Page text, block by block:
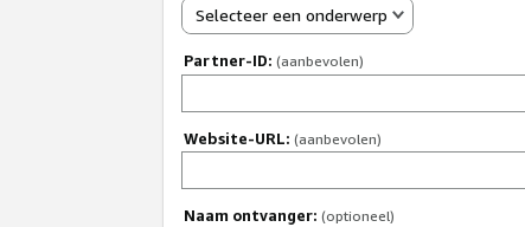
Selecteer een onderwerp
Partner-ID: (aanbevolen)
Website-URL: (aanbevolen)
Naam ontvanger: (optioneel)